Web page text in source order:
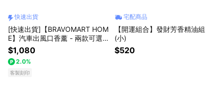
快速出貨
[快速出貨]【BRAVOMART HOM
E】汽車出風口香薰 - 兩款可選
(內附植萃香棒芯) 客製化刻字 生
日禮物 送禮推薦 男生禮物 巨蟹
座 禮物獨家 新品上市 商務送禮
上班族禮物 獅子座
$1,080
2.0%
客製刻印
宅配商品
【開運組合】發財芳香精油組
(小)
$520